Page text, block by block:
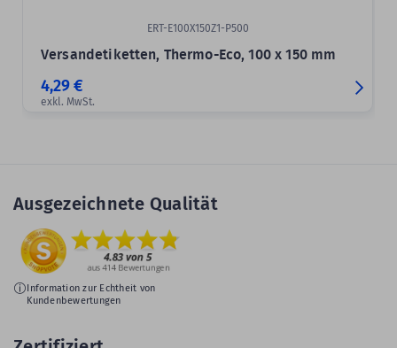
Versandetiketten, Thermo-Eco, 100 x 150 mm
ERT-E100X150Z1-P500
4,29 €
exkl. MwSt.
Ausgezeichnete Qualität
Information zur Echtheit von
Kundenbewertungen